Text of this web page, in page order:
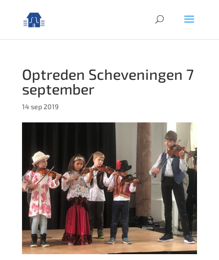
Optreden Scheveningen 7
september
14 sep 2019